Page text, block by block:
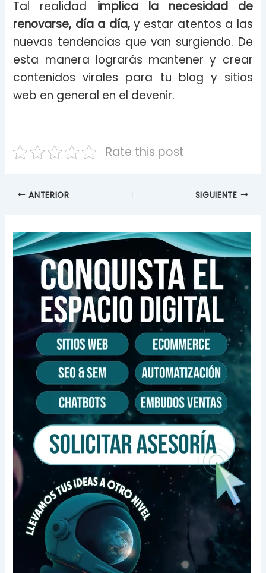
Tal realidad implica la necesidad de
renovarse, día a día,y estar atentos a las
nuevas tendencias que van surgiendo. De
esta manera lograrás mantener y crear
contenidos virales para tu blog y sitios
web en general en el devenir.
Rate this post
ANTERIOR SIGUIENTE